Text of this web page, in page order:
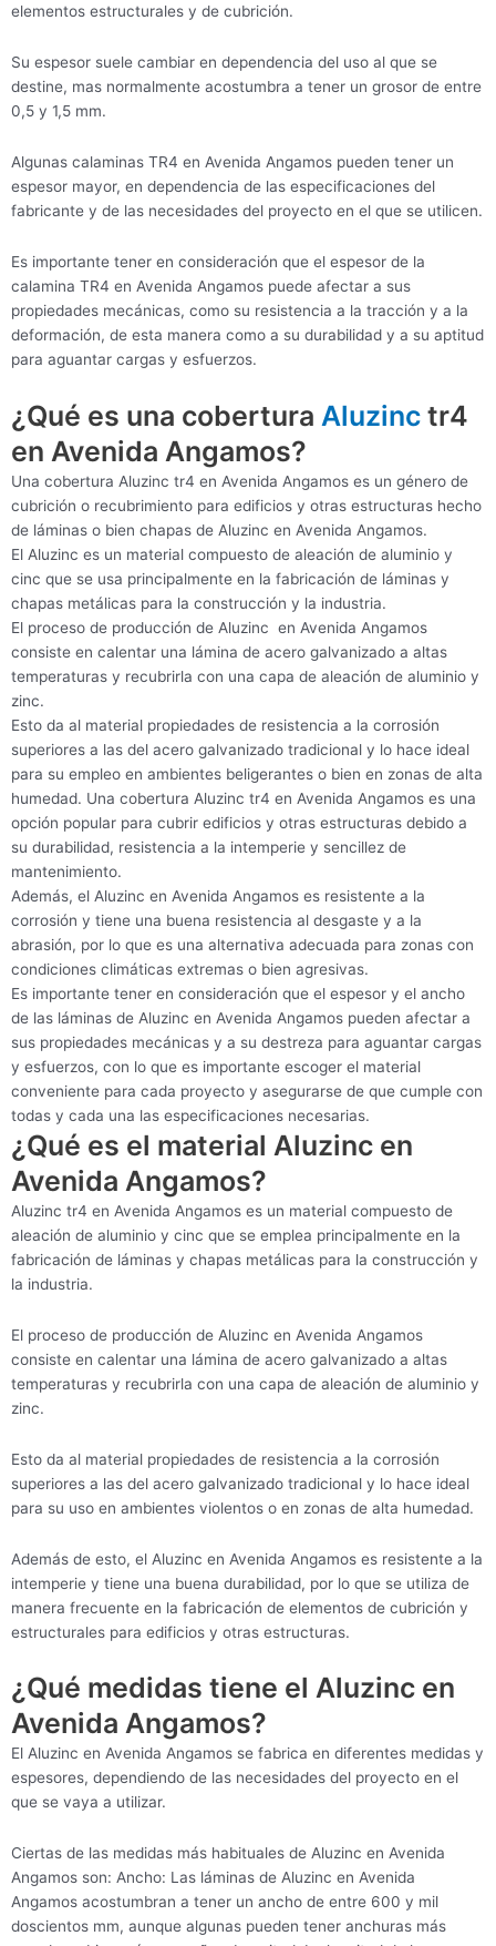
elementos estructurales y de cubrición.
Su espesor suele cambiar en dependencia del uso al que se
destine, mas normalmente acostumbra a tener un grosor de entre
0,5 y 1,5 mm.
Algunas calaminas TR4 en Avenida Angamos pueden tener un
espesor mayor, en dependencia de las especificaciones del
fabricante y de las necesidades del proyecto en el que se utilicen.
Es importante tener en consideración que el espesor de la
calamina TR4 en Avenida Angamos puede afectar a sus
propiedades mecánicas, como su resistencia a la tracción y a la
deformación, de esta manera como a su durabilidad y a su aptitud
para aguantar cargas y esfuerzos.
¿Qué es una cobertura Aluzinc tr4
en Avenida Angamos?
Una cobertura Aluzinc tr4 en Avenida Angamos es un género de
cubrición o recubrimiento para edificios y otras estructuras hecho
de láminas o bien chapas de Aluzinc en Avenida Angamos.
El Aluzinc es un material compuesto de aleación de aluminio y
cinc que se usa principalmente en la fabricación de láminas y
chapas metálicas para la construcción y la industria.
El proceso de producción de Aluzinc en Avenida Angamos
consiste en calentar una lámina de acero galvanizado a altas
temperaturas y recubrirla con una capa de aleación de aluminio y
zinc.
Esto da al material propiedades de resistencia a la corrosión
superiores a las del acero galvanizado tradicional y lo hace ideal
para su empleo en ambientes beligerantes o bien en zonas de alta
humedad. Una cobertura Aluzinc tr4 en Avenida Angamos es una
opción popular para cubrir edificios y otras estructuras debido a
su durabilidad, resistencia a la intemperie y sencillez de
mantenimiento.
Además, el Aluzinc en Avenida Angamos es resistente a la
corrosión y tiene una buena resistencia al desgaste y a la
abrasión, por lo que es una alternativa adecuada para zonas con
condiciones climáticas extremas o bien agresivas.
Es importante tener en consideración que el espesor y el ancho
de las láminas de Aluzinc en Avenida Angamos pueden afectar a
sus propiedades mecánicas y a su destreza para aguantar cargas
y esfuerzos, con lo que es importante escoger el material
conveniente para cada proyecto y asegurarse de que cumple con
todas y cada una las especificaciones necesarias.
¿Qué es el material Aluzinc en
Avenida Angamos?
Aluzinc tr4 en Avenida Angamos es un material compuesto de
aleación de aluminio y cinc que se emplea principalmente en la
fabricación de láminas y chapas metálicas para la construcción y
la industria.
El proceso de producción de Aluzinc en Avenida Angamos
consiste en calentar una lámina de acero galvanizado a altas
temperaturas y recubrirla con una capa de aleación de aluminio y
zinc.
Esto da al material propiedades de resistencia a la corrosión
superiores a las del acero galvanizado tradicional y lo hace ideal
para su uso en ambientes violentos o en zonas de alta humedad.
Además de esto, el Aluzinc en Avenida Angamos es resistente a la
intemperie y tiene una buena durabilidad, por lo que se utiliza de
manera frecuente en la fabricación de elementos de cubrición y
estructurales para edificios y otras estructuras.
¿Qué medidas tiene el Aluzinc en
Avenida Angamos?
El Aluzinc en Avenida Angamos se fabrica en diferentes medidas y
espesores, dependiendo de las necesidades del proyecto en el
que se vaya a utilizar.
Ciertas de las medidas más habituales de Aluzinc en Avenida
Angamos son: Ancho: Las láminas de Aluzinc en Avenida
Angamos acostumbran a tener un ancho de entre 600 y mil
doscientos mm, aunque algunas pueden tener anchuras más